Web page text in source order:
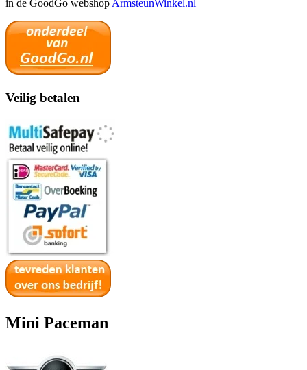
in de GoodGo webshop ArmsteunWinkel.nl
Veilig betalen
Mini Paceman